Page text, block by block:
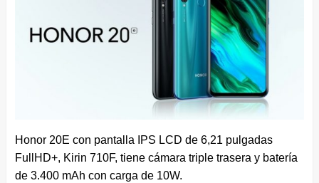
Honor 20E con pantalla IPS LCD de 6,21 pulgadas
FullHD+, Kirin 710F, tiene cámara triple trasera y batería
de 3.400 mAh con carga de 10W.